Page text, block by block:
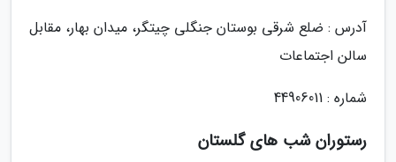
آدرس : ضلع شرقی بوستان جنگلی چیتگر، میدان بهار، مقابل
سالن اجتماعات
شماره : 44906011
رستوران شب های گلستان